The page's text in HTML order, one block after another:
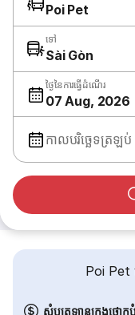
Poi Pet
ទៅ
Sài Gòn
ថ្ងៃនៃការធ្វើដំណើរ
07 Aug, 2026
កាលបរិច្ឆេទត្រឡ
Poi Pet
សំបុត្រឡានក្រុងថោក